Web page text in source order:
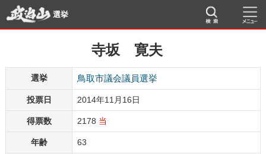
選挙
寺坂 寛夫
選挙 鳥取市議会議員選挙
投票日 2014年11月16日
得票数 2178 当
年齢 63